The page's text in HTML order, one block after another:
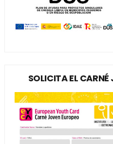
SOLICITA EL